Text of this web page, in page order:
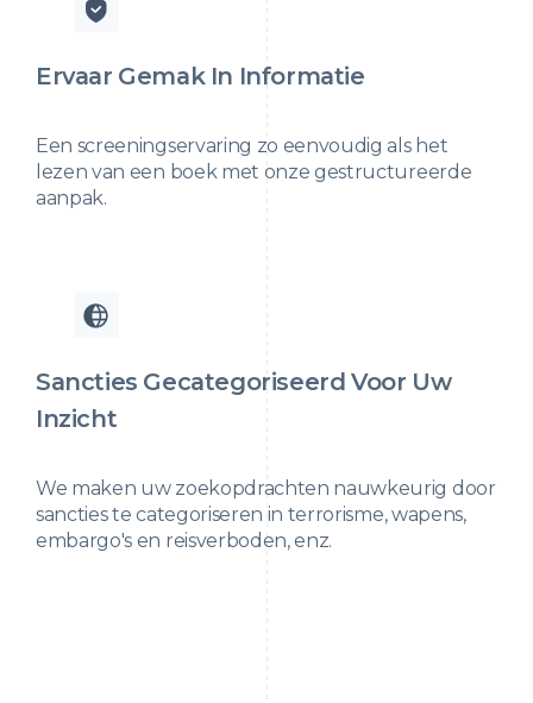
Ervaar Gemak In Informatie
Een screeningservaring zo eenvoudig als het
lezen van een boek met onze gestructureerde
aanpak.
Sancties Gecategoriseerd Voor Uw
Inzicht
We maken uw zoekopdrachten nauwkeurig door
sancties te categoriseren in terrorisme, wapens,
embargo's en reisverboden, enz.